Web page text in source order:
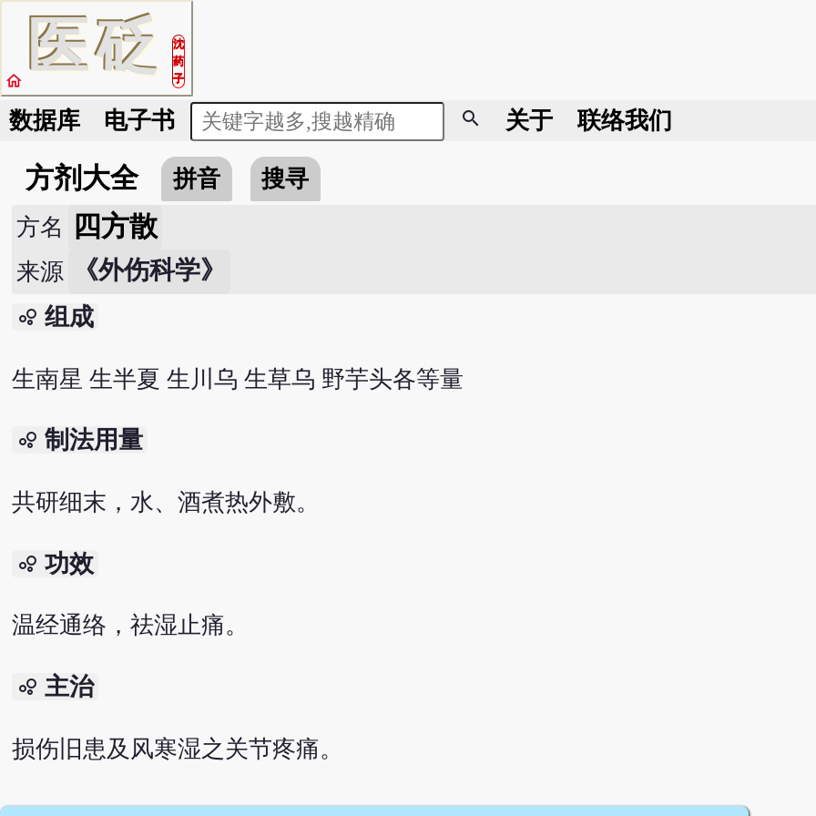
医砭
沈
药
子
home
数据库 电子书 search 关于 联络我们
方剂大全 拼音 搜寻
方名 四方散
来源 《外伤科学》
bubble_chart 组成
生南星 生半夏 生川乌 生草乌 野芋头各等量
bubble_chart 制法用量
共研细末，水、酒煮热外敷。
bubble_chart 功效
温经通络，祛湿止痛。
bubble_chart 主治
损伤旧患及风寒湿之关节疼痛。